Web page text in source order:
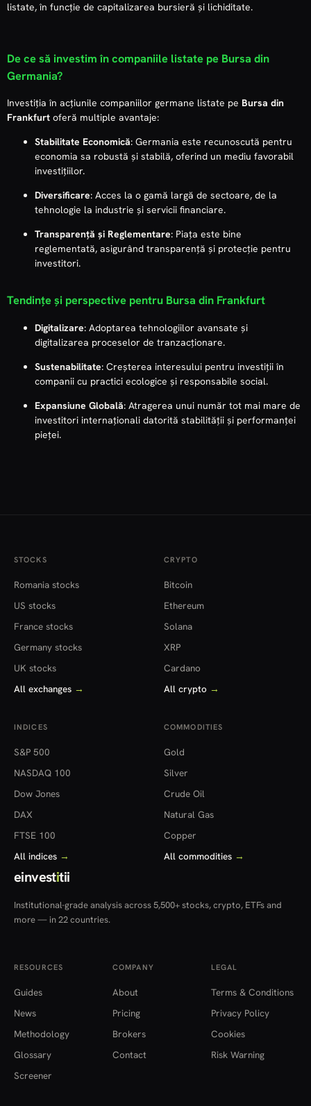
listate, în funcție de capitalizarea bursieră și lichiditate.
De ce să investim în companiile listate pe Bursa din
Germania?
Investiția în acțiunile companiilor germane listate pe Bursa din
Frankfurt oferă multiple avantaje:
Stabilitate Economică: Germania este recunoscută pentru
economia sa robustă și stabilă, oferind un mediu favorabil
investițiilor.
Diversificare: Acces la o gamă largă de sectoare, de la
tehnologie la industrie și servicii financiare.
Transparență și Reglementare: Piața este bine
reglementată, asigurând transparență și protecție pentru
investitori.
Tendințe și perspective pentru Bursa din Frankfurt
Digitalizare: Adoptarea tehnologiilor avansate și
digitalizarea proceselor de tranzacționare.
Sustenabilitate: Creșterea interesului pentru investiții în
companii cu practici ecologice și responsabile social.
Expansiune Globală: Atragerea unui număr tot mai mare de
investitori internaționali datorită stabilității și performanței
pieței.
STOCKS
Romania stocks
US stocks
France stocks
Germany stocks
UK stocks
All exchanges →
CRYPTO
Bitcoin
Ethereum
Solana
XRP
Cardano
All crypto →
INDICES
S&P 500
NASDAQ 100
Dow Jones
DAX
FTSE 100
All indices →
COMMODITIES
Gold
Silver
Crude Oil
Natural Gas
Copper
All commodities →
einvestitii
Institutional-grade analysis across 5,500+ stocks, crypto, ETFs and
more — in 22 countries.
RESOURCES
Guides
News
Methodology
Glossary
Screener
COMPANY
About
Pricing
Brokers
Contact
LEGAL
Terms & Conditions
Privacy Policy
Cookies
Risk Warning